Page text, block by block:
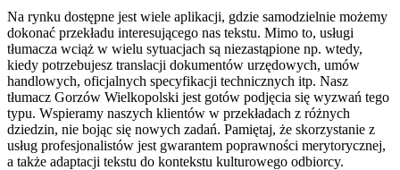
Na rynku dostępne jest wiele aplikacji, gdzie samodzielnie możemy
dokonać przekładu interesującego nas tekstu. Mimo to, usługi
tłumacza wciąż w wielu sytuacjach są niezastąpione np. wtedy,
kiedy potrzebujesz translacji dokumentów urzędowych, umów
handlowych, oficjalnych specyfikacji technicznych itp. Nasz
tłumacz Gorzów Wielkopolski jest gotów podjęcia się wyzwań tego
typu. Wspieramy naszych klientów w przekładach z różnych
dziedzin, nie bojąc się nowych zadań. Pamiętaj, że skorzystanie z
usług profesjonalistów jest gwarantem poprawności merytorycznej,
a także adaptacji tekstu do kontekstu kulturowego odbiorcy.